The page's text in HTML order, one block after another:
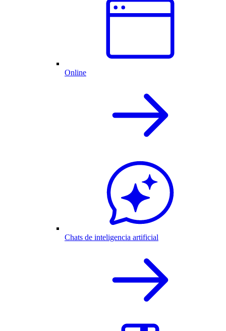
Online
Chats de inteligencia artificial